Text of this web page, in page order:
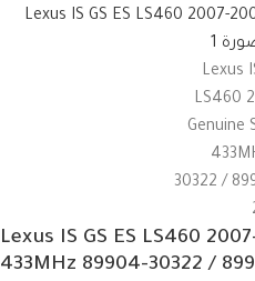
Lexus IS GS ES LS460
433MHz 89904-30322 /